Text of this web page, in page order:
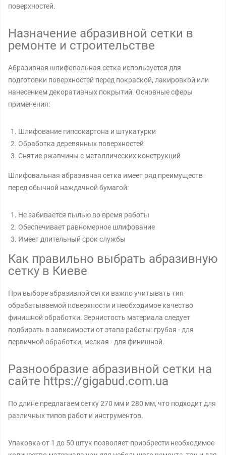
поверхностей.
Назначение абразивной сетки в
ремонте и строительстве
Абразивная шлифовальная сетка используется для
подготовки поверхностей перед покраской, лакировкой или
нанесением декоративных покрытий. Основные сферы
применения:
Шлифование гипсокартона и штукатурки
Обработка деревянных поверхностей
Снятие ржавчины с металлических конструкций
Шлифовальная абразивная сетка имеет ряд преимуществ
перед обычной наждачной бумагой:
Не забивается пылью во время работы
Обеспечивает равномерное шлифование
Имеет длительный срок службы
Как правильно выбрать абразивную
сетку в Киеве
При выборе абразивной сетки важно учитывать тип
обрабатываемой поверхности и необходимое качество
финишной обработки. Зернистость материала следует
подбирать в зависимости от этапа работы: грубая - для
первичной обработки, мелкая - для финишной.
Разнообразие абразивной сетки на
сайте https://gigabud.com.ua
По длине предлагаем сетку 270 мм и 280 мм, что подходит для
различных типов работ и инструментов.
Упаковка от 1 до 50 штук позволяет приобрести необходимое